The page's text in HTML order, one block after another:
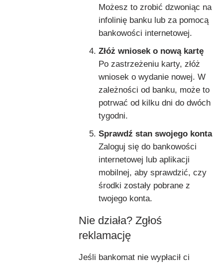
Możesz to zrobić dzwoniąc na
infolinię banku lub za pomocą
bankowości internetowej.
Złóż wniosek o nową kartę
Po zastrzeżeniu karty, złóż
wniosek o wydanie nowej. W
zależności od banku, może to
potrwać od kilku dni do dwóch
tygodni.
Sprawdź stan swojego konta
Zaloguj się do bankowości
internetowej lub aplikacji
mobilnej, aby sprawdzić, czy
środki zostały pobrane z
twojego konta.
Nie działa? Zgłoś
reklamację
Jeśli bankomat nie wypłacił ci